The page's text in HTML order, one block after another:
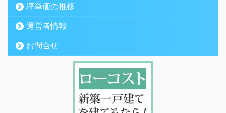
坪単価の推移
運営者情報
お問合せ